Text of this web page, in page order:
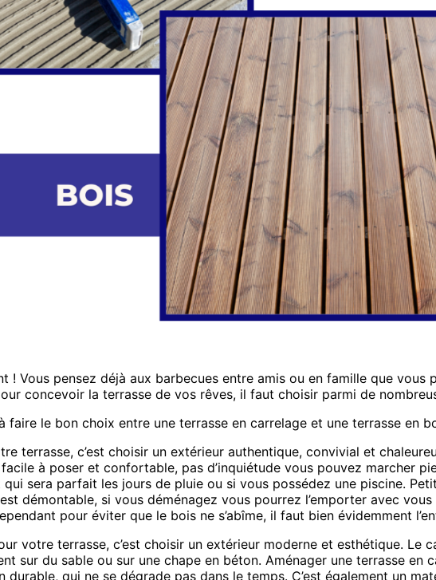
! Vous pensez déjà aux barbecues entre amis ou en famille que vous
concevoir la terrasse de vos rêves, il faut choisir parmi de
faire le bon choix entre une terrasse en carrelage et une terrasse en
terrasse, c’est choisir un extérieur authentique, convivial et
à poser et confortable, pas d’inquiétude vous pouvez marcher
qui sera parfait les jours de pluie ou si vous possédez une piscine.
démontable, si vous déménagez vous pourrez l’emporter avec
pour éviter que le bois ne s’abîme, il faut bien évidemment
votre terrasse, c’est choisir un extérieur moderne et esthétique. Le
sur du sable ou sur une chape en béton. Aménager une terrasse en
durable, qui ne se dégrade pas dans le temps. C’est également un